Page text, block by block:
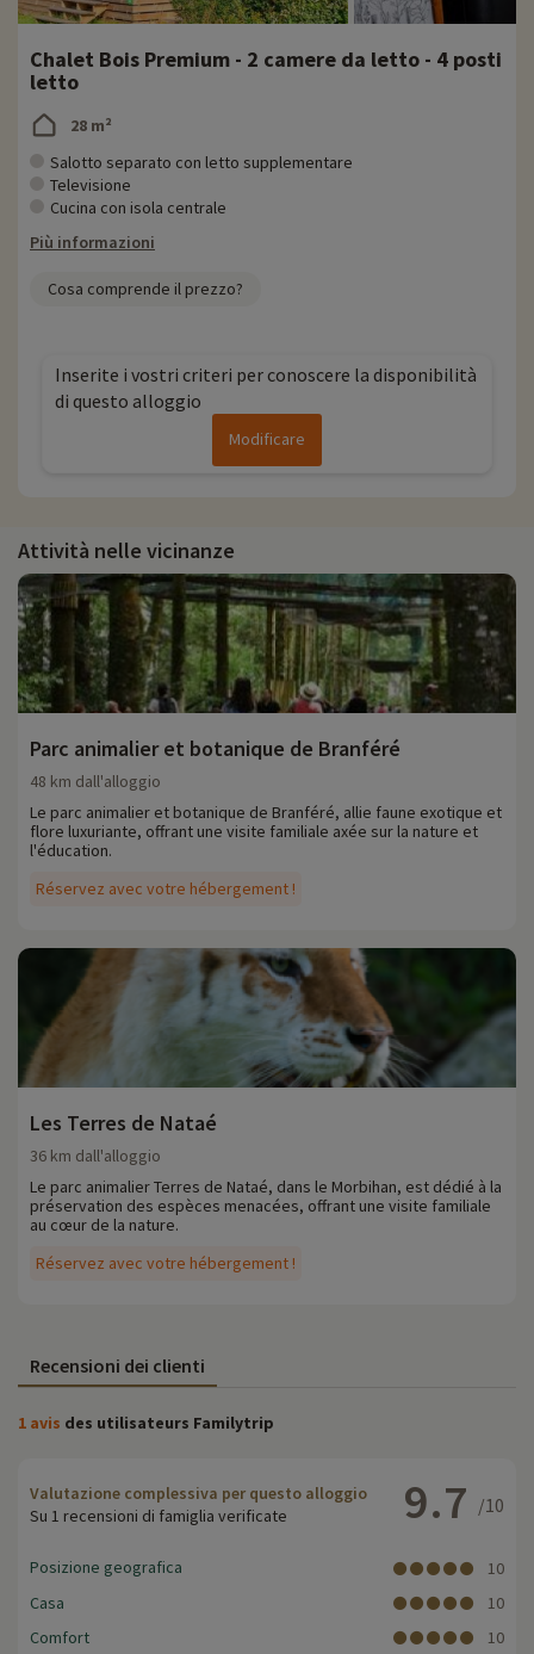
Chalet Bois Premium - 2 camere da letto - 4 posti
letto
28 m²
Salotto separato con letto supplementare
Televisione
Cucina con isola centrale
Più informazioni
Cosa comprende il prezzo?
Inserite i vostri criteri per conoscere la disponibilità
di questo alloggio
Modificare
Attività nelle vicinanze
Parc animalier et botanique de Branféré
Réservez avec votre hébergement !
48 km dall'alloggio
Le parc animalier et botanique de Branféré, allie faune exotique et
flore luxuriante, offrant une visite familiale axée sur la nature et
l'éducation.
Les Terres de Nataé
Réservez avec votre hébergement !
36 km dall'alloggio
Le parc animalier Terres de Nataé, dans le Morbihan, est dédié à la
préservation des espèces menacées, offrant une visite familiale
au cœur de la nature.
Recensioni dei clienti
1 avis des utilisateurs Familytrip
Valutazione complessiva per questo alloggio
Su 1 recensioni di famiglia verificate
9.7 /10
Posizione geografica
10
Casa
10
Comfort
10